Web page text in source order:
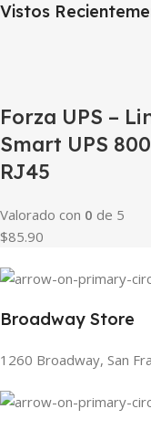
Vistos
Forza UPS –
Smart UPS
RJ45
Valorado con 0 de 5
$85.90
Broadway Store
1260 Broadway, San